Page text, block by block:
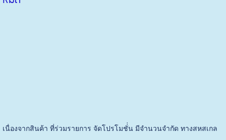
เนื่องจากสินค้า ที่ร่วมรายการ จัดโปรโมชั่่น มีจำนวนจำกัด ทางสหสเกล